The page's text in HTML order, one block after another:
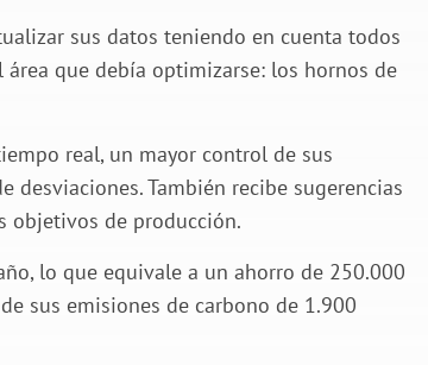
sus datos teniendo en cuenta todos
que debía optimizarse: los hornos de
real, un mayor control de sus
También recibe sugerencias
objetivos de producción.
lo que equivale a un ahorro de 250.000
sus emisiones de carbono de 1.900